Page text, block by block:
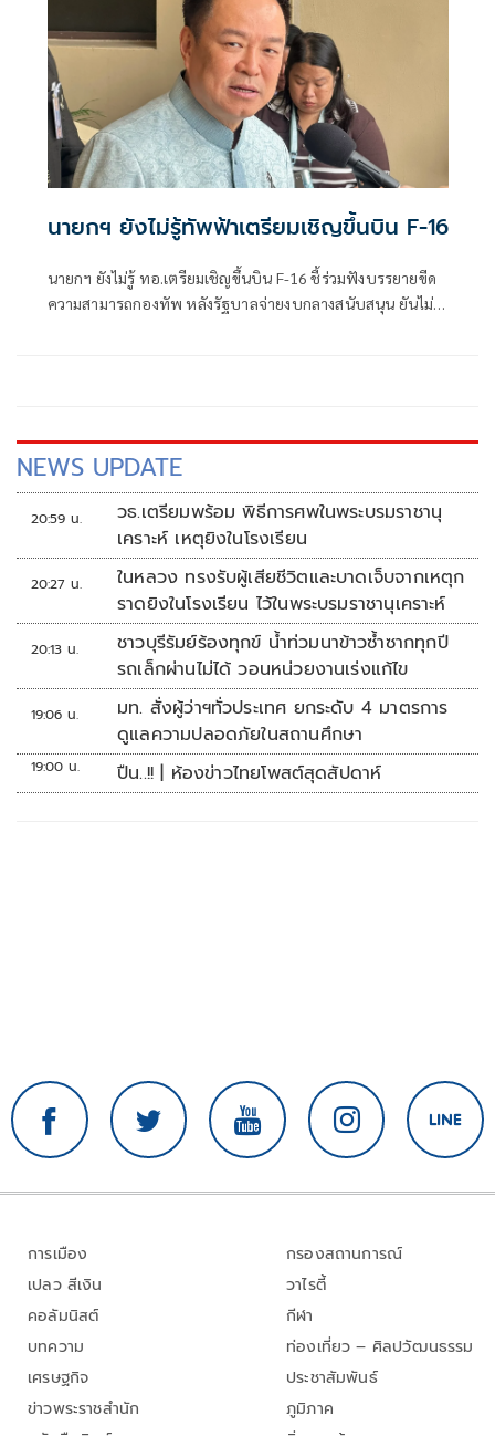
นายกฯ ยังไม่รู้ทัพฟ้าเตรียมเชิญขึ้นบิน F-16
นายกฯ ยังไม่รู้ ทอ.เตรียมเชิญขึ้นบิน F-16 ชี้ร่วมฟังบรรยายขีด
ความสามารถกองทัพ หลังรัฐบาลจ่ายงบกลางสนับสนุน ยันไม่
NEWS UPDATE
20:59 น.
วธ.เตรียมพร้อม พิธีการศพในพระบรมราชานุ
เคราะห์ เหตุยิงในโรงเรียน
20:27 น.
ในหลวง ทรงรับผู้เสียชีวิตและบาดเจ็บจากเหตุก
ราดยิงในโรงเรียน ไว้ในพระบรมราชานุเคราะห์
20:13 น.
ชาวบุรีรัมย์ร้องทุกข์ น้ำท่วมนาข้าวซ้ำซากทุกปี
รถเล็กผ่านไม่ได้ วอนหน่วยงานเร่งแก้ไข
19:06 น.
มท. สั่งผู้ว่าฯทั่วประเทศ ยกระดับ 4 มาตรการ
ดูแลความปลอดภัยในสถานศึกษา
19:00 น. ปืน..!! | ห้องข่าวไทยโพสต์สุดสัปดาห์
การเมือง
เปลว สีเงิน
คอลัมนิสต์
บทความ
เศรษฐกิจ
ข่าวพระราชสำนัก
กรองสถานการณ์
วาไรตี้
กีฬา
ท่องเที่ยว – ศิลปวัฒนธรรม
ประชาสัมพันธ์
ภูมิภาค